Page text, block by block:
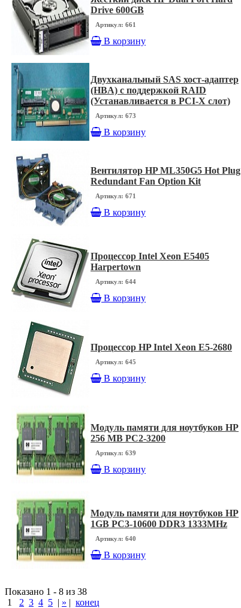
Drive 600GB
Артикул: 661
В корзину
Двухканальный SAS хост-адаптер
(HBA) с поддержкой RAID
(Устанавливается в PCI-X слот)
Артикул: 673
В корзину
Вентилятор HP ML350G5 Hot Plug
Redundant Fan Option Kit
Артикул: 671
В корзину
Процессор Intel Xeon E5405
Harpertown
Артикул: 644
В корзину
Процессор HP Intel Xeon E5-2680
Артикул: 645
В корзину
Модуль памяти для ноутбуков HP
256 MB PC2-3200
Артикул: 639
В корзину
Модуль памяти для ноутбуков HP
1GB PC3-10600 DDR3 1333MHz
Артикул: 640
В корзину
Показано 1 - 8 из 38
1
2 3 4 5 | » | конец